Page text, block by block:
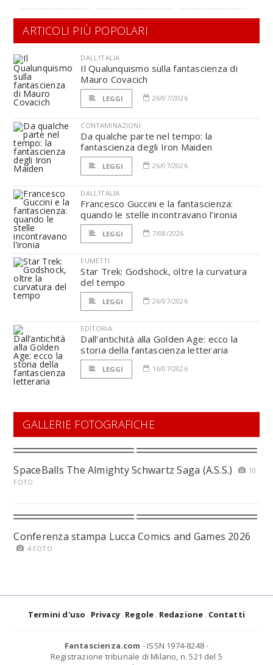
ARTICOLI PIÙ POPOLARI
DALL'ITALIA
Il Qualunquismo sulla fantascienza di
Mauro Covacich
LEGGI 26/07/2026
CONTAMINAZIONI
Da qualche parte nel tempo: la
fantascienza degli Iron Maiden
LEGGI 26/07/2026
DALL'ITALIA
Francesco Guccini e la fantascienza:
quando le stelle incontravano l’ironia
LEGGI 7/08/2026
FUMETTI
Star Trek: Godshock, oltre la curvatura
del tempo
LEGGI 26/07/2026
EDITORIA
Dall’antichità alla Golden Age: ecco la
storia della fantascienza letteraria
LEGGI 16/07/2026
GALLERIE FOTOGRAFICHE
SpaceBalls The Almighty Schwartz Saga (A.S.S.)
10
FOTO
Conferenza stampa Lucca Comics and Games 2026
4 FOTO
Termini d'uso Privacy Regole Redazione Contatti
Fantascienza.com - ISSN 1974-8248 -
Registrazione tribunale di Milano, n. 521 del 5